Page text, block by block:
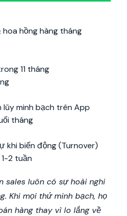
hồng hàng tháng
11 tháng
minh bạch trên App
tháng
khi biến động (Turnover)
2 tuần
sales luôn có sự hoài nghi
Khi mọi thứ minh bạch, họ
hàng thay vì lo lắng về